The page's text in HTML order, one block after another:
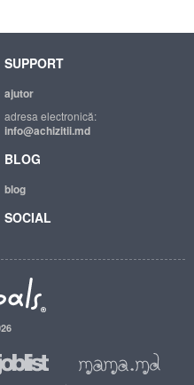
SUPPORT
ajutor
adresa electronică:
info@achizitii.md
BLOG
blog
SOCIAL